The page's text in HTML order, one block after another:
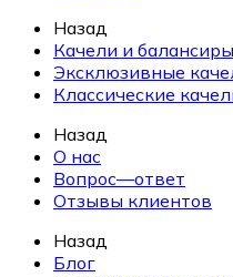
Назад
Качели и балансиры
Эксклюзивные
Классические
Назад
О нас
Вопрос—ответ
Отзывы клиентов
Назад
Блог